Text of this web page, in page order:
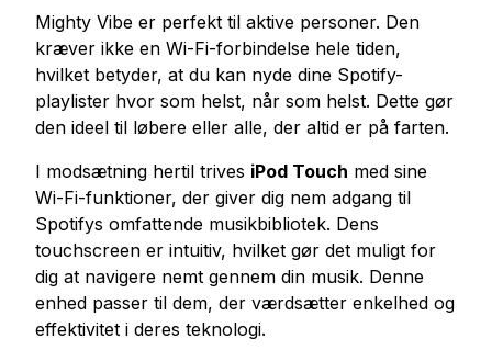
Mighty Vibe er perfekt til aktive personer. Den
kræver ikke en Wi-Fi-forbindelse hele tiden,
hvilket betyder, at du kan nyde dine Spotify-
playlister hvor som helst, når som helst. Dette gør
den ideel til løbere eller alle, der altid er på farten.
I modsætning hertil trives iPod Touch med sine
Wi-Fi-funktioner, der giver dig nem adgang til
Spotifys omfattende musikbibliotek. Dens
touchscreen er intuitiv, hvilket gør det muligt for
dig at navigere nemt gennem din musik. Denne
enhed passer til dem, der værdsætter enkelhed og
effektivitet i deres teknologi.